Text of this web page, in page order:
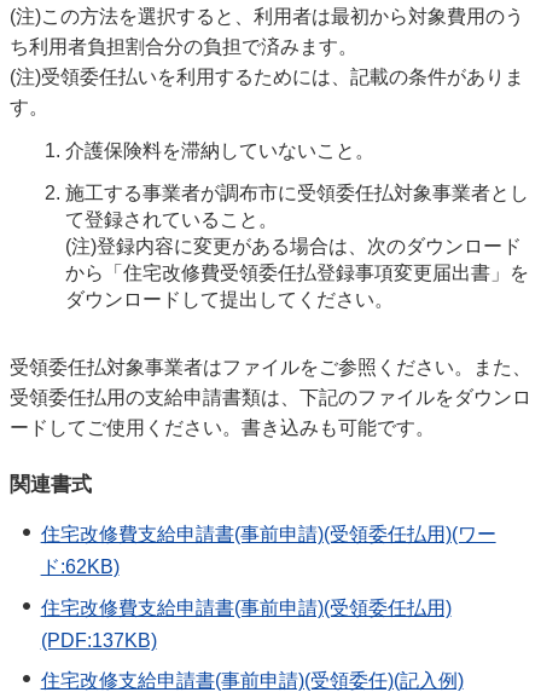
(注)この方法を選択すると、利用者は最初から対象費用のう
ち利用者負担割合分の負担で済みます。
(注)受領委任払いを利用するためには、記載の条件がありま
す。
介護保険料を滞納していないこと。
施工する事業者が調布市に受領委任払対象事業者とし
て登録されていること。
(注)登録内容に変更がある場合は、次のダウンロード
から「住宅改修費受領委任払登録事項変更届出書」を
ダウンロードして提出してください。
受領委任払対象事業者はファイルをご参照ください。また、
受領委任払用の支給申請書類は、下記のファイルをダウンロ
ードしてご使用ください。書き込みも可能です。
関連書式
住宅改修費支給申請書(事前申請)(受領委任払用)(ワー
ド:62KB)
住宅改修費支給申請書(事前申請)(受領委任払用)
(PDF:137KB)
住宅改修支給申請書(事前申請)(受領委任)(記入例)